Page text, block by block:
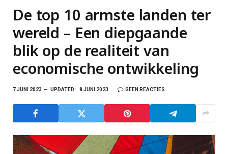
De top 10 armste landen ter
wereld – Een diepgaande
blik op de realiteit van
economische ontwikkeling
7 JUNI 2023 UPDATED: 8 JUNI 2023 GEEN REACTIES